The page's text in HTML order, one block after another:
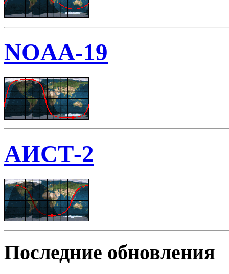
NOAA-19
АИСТ-2
Последние обновления